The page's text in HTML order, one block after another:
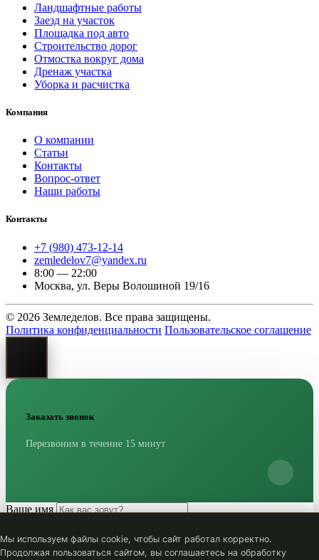
Ландшафтные работы
Заезд на участок
Площадка под авто
Строительство дорог
Отмостка вокруг дома
Дренаж участка
Уборка и расчистка
Компания
О компании
Статьи
Контакты
Вопрос-ответ
Наши работы
Контакты
+7 (980) 473-12-14
zemledelov7@yandex.ru
8:00 — 22:00
Москва, ул. Веры Волошиной 19/16
© 2026 Земледелов. Все права защищены.
Политика конфиденциальности Пользовательское соглашение
Мы используем файлы cookie, чтобы сайт работал корректно.
Продолжая пользоваться сайтом, вы соглашаетесь на обработку
Заказать звонок
Перезвоним в течение 15 минут
Ваше имя
Жду звонка Отправляем...